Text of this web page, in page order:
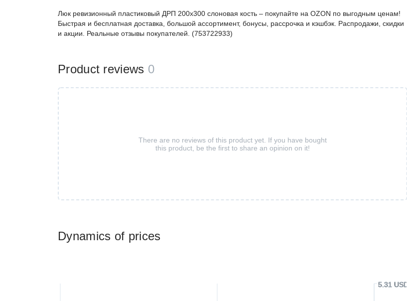
Dynamics of prices
5.31 USD
Люк ревизионный пластиковый ДРП 200х300 слоновая кость – покупайте на OZON по выгодным ценам!
Быстрая и бесплатная доставка, большой ассортимент, бонусы, рассрочка и кэшбэк. Распродажи, скидки
и акции. Реальные отзывы покупателей. (753722933)
Product reviews 0
There are no reviews of this product yet. If you have bought
this product, be the first to share an opinion on it!